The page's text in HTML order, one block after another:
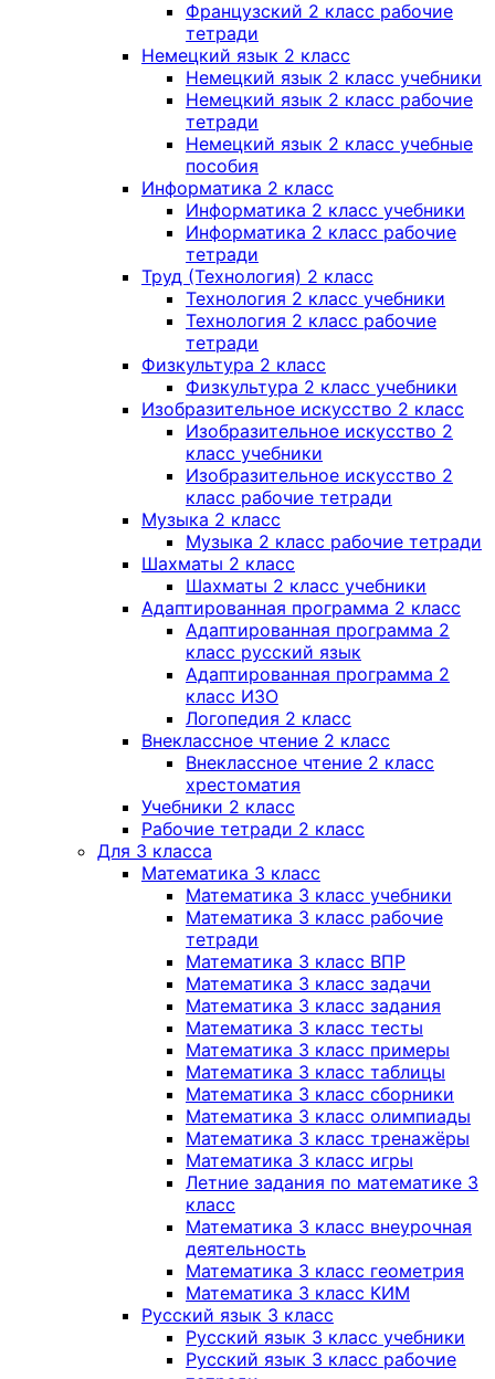
Французский 2 класс рабочие
тетради
Немецкий язык 2 класс
Немецкий язык 2 класс учебники
Немецкий язык 2 класс рабочие
тетради
Немецкий язык 2 класс учебные
пособия
Информатика 2 класс
Информатика 2 класс учебники
Информатика 2 класс рабочие
тетради
Труд (Технология) 2 класс
Технология 2 класс учебники
Технология 2 класс рабочие
тетради
Физкультура 2 класс
Физкультура 2 класс учебники
Изобразительное искусство 2 класс
Изобразительное искусство 2
класс учебники
Изобразительное искусство 2
класс рабочие тетради
Музыка 2 класс
Музыка 2 класс рабочие тетради
Шахматы 2 класс
Шахматы 2 класс учебники
Адаптированная программа 2 класс
Адаптированная программа 2
класс русский язык
Адаптированная программа 2
класс ИЗО
Логопедия 2 класс
Внеклассное чтение 2 класс
Внеклассное чтение 2 класс
хрестоматия
Учебники 2 класс
Рабочие тетради 2 класс
Для 3 класса
Математика 3 класс
Математика 3 класс учебники
Математика 3 класс рабочие
тетради
Математика 3 класс ВПР
Математика 3 класс задачи
Математика 3 класс задания
Математика 3 класс тесты
Математика 3 класс примеры
Математика 3 класс таблицы
Математика 3 класс сборники
Математика 3 класс олимпиады
Математика 3 класс тренажёры
Математика 3 класс игры
Летние задания по математике 3
класс
Математика 3 класс внеурочная
деятельность
Математика 3 класс геометрия
Математика 3 класс КИМ
Русский язык 3 класс
Русский язык 3 класс учебники
Русский язык 3 класс рабочие